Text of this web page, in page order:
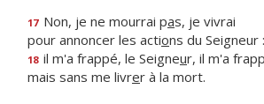
17 Non, je ne mourrai pas, je vivrai
pour annoncer les actions du Seigneur :
18 il m'a frappé, le Seigneur, il m'a
mais sans me livrer à la mort.